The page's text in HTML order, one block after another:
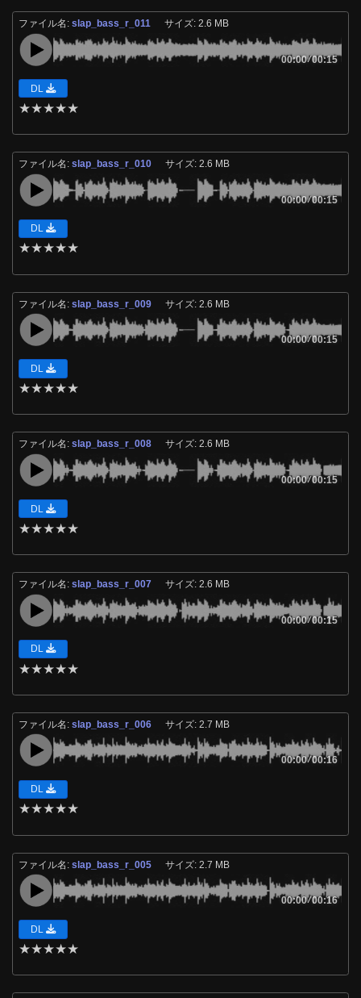
ファイル名:slap_bass_r_011 サイズ: 2.6 MB
00:00/00:15
DL
★★★★★
ファイル名:slap_bass_r_010 サイズ: 2.6 MB
00:00/00:15
DL
★★★★★
ファイル名:slap_bass_r_009 サイズ: 2.6 MB
00:00/00:15
DL
★★★★★
ファイル名:slap_bass_r_008 サイズ: 2.6 MB
00:00/00:15
DL
★★★★★
ファイル名:slap_bass_r_007 サイズ: 2.6 MB
00:00/00:15
DL
★★★★★
ファイル名:slap_bass_r_006 サイズ: 2.7 MB
00:00/00:16
DL
★★★★★
ファイル名:slap_bass_r_005 サイズ: 2.7 MB
00:00/00:16
DL
★★★★★